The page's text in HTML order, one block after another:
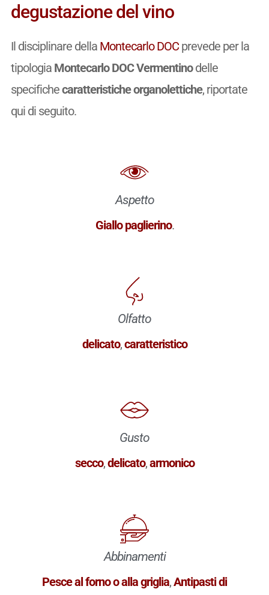
degustazione del vino
Il disciplinare della Montecarlo DOCprevede per la
tipologia Montecarlo DOC Vermentinodelle
specifichecaratteristiche organolettiche, riportate
qui di seguito.
Aspetto
Giallo paglierino.
Olfatto
delicato,caratteristico
Gusto
secco,delicato,armonico
Abbinamenti
Pesce al forno o alla griglia,Antipasti di